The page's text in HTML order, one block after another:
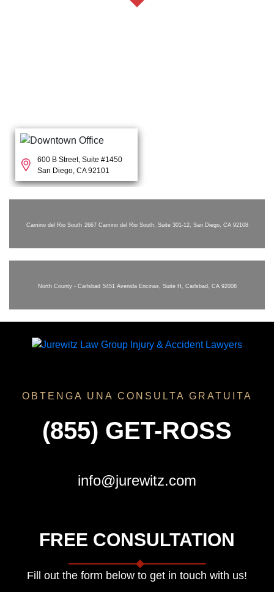
600 B Street, Suite #1450
San Diego, CA 92101
Camino del Rio South 2667 Camino del Rio South, Suite 301-12, San Diego, CA 92108
North County - Carlsbad 5451 Avenida Encinas, Suite H, Carlsbad, CA 92008
OBTENGA UNA CONSULTA GRATUITA
(855) GET-ROSS
info@jurewitz.com
FREE CONSULTATION
Fill out the form below to get in touch with us!